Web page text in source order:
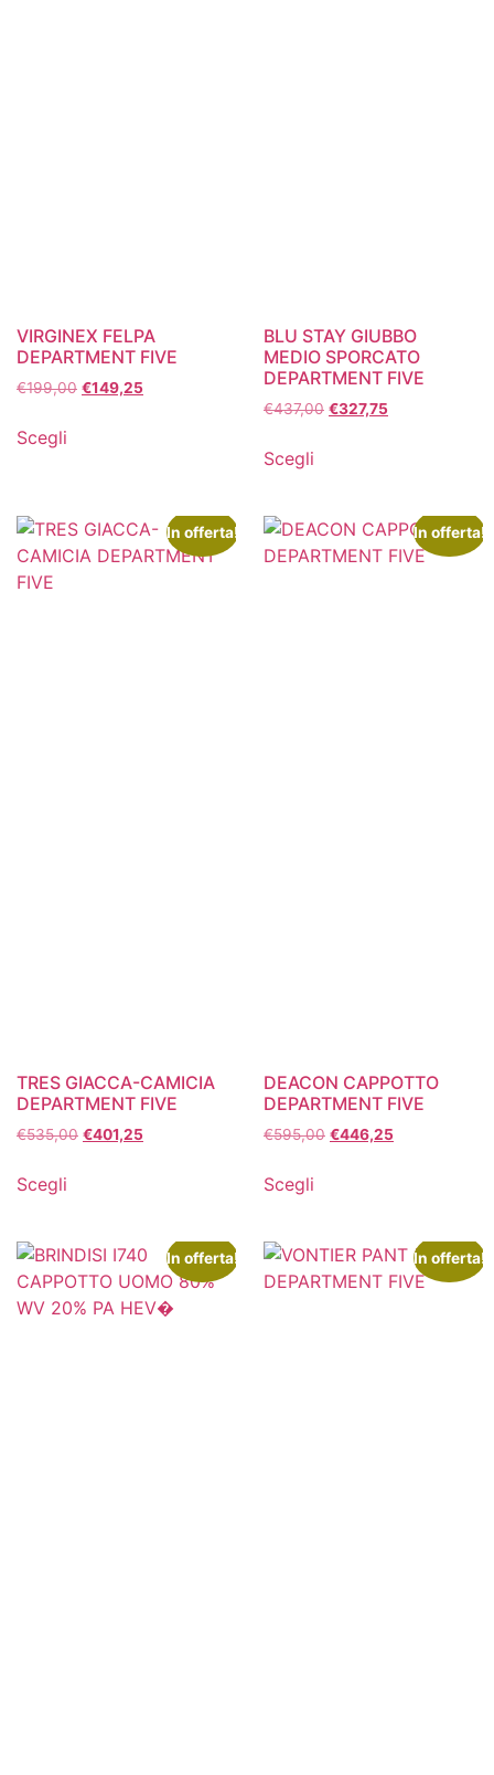
VIRGINEX FELPA
DEPARTMENT FIVE
€199,00 €149,25
Scegli
BLU STAY GIUBBO
MEDIO SPORCATO
DEPARTMENT FIVE
€437,00 €327,75
Scegli
In offerta!
TRES GIACCA-CAMICIA
DEPARTMENT FIVE
€535,00 €401,25
Scegli
In offerta!
DEACON CAPPOTTO
DEPARTMENT FIVE
€595,00 €446,25
Scegli
In offerta! In offerta!